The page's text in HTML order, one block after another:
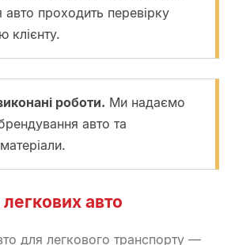
проходить перевірку
клієнту.
роботи. Ми надаємо
авто та
авто
для легкового транспорту —